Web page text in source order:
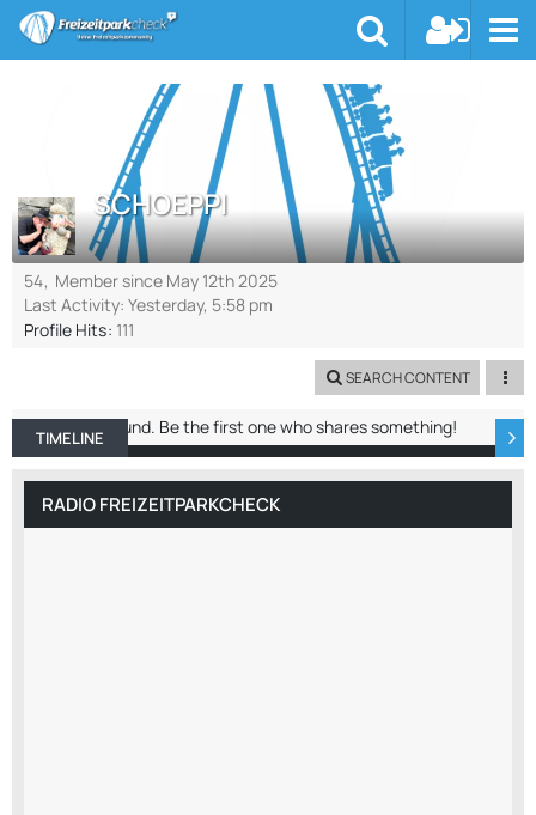
SCHOEPPI
54 Member since May 12th 2025
Last Activity: Yesterday, 5:58 pm
Profile Hits 111
SEARCH CONTENT
TIMELINE ABOUT ME RECENT ACTIVITY
No entries found. Be the first one who shares something!
RADIO FREIZEITPARKCHECK